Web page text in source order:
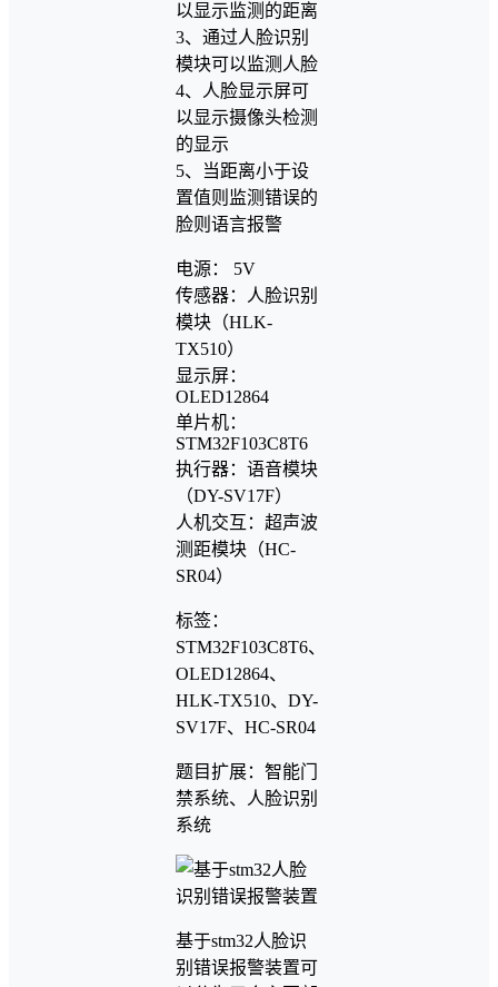
以显示监测的距离
3、通过人脸识别
模块可以监测人脸
4、人脸显示屏可
以显示摄像头检测
的显示
5、当距离小于设
置值则监测错误的
脸则语言报警
电源： 5V
传感器：人脸识别
模块（HLK-
TX510）
显示屏：
OLED12864
单片机：
STM32F103C8T6
执行器：语音模块
（DY-SV17F）
人机交互：超声波
测距模块（HC-
SR04）
标签：
STM32F103C8T6、
OLED12864、
HLK-TX510、DY-
SV17F、HC-SR04
题目扩展：智能门
禁系统、人脸识别
系统
基于stm32人脸识
别错误报警装置可